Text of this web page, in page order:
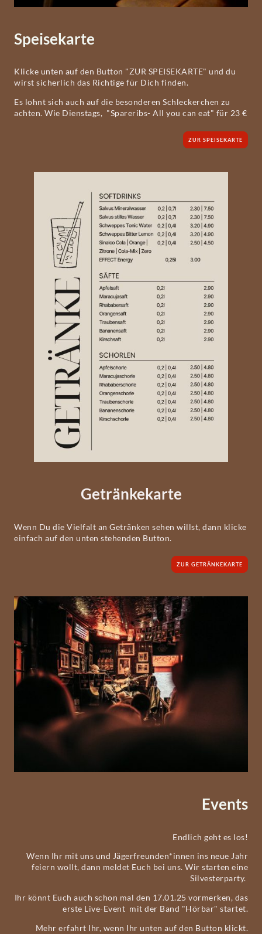
Speisekarte
Klicke unten auf den Button "ZUR SPEISEKARTE" und du
wirst sicherlich das Richtige für Dich finden.
Es lohnt sich auch auf die besonderen Schleckerchen zu
achten. Wie Dienstags, "Spareribs- All you can eat" für 23 €
ZUR SPEISEKARTE
Getränkekarte
Wenn Du die Vielfalt an Getränken sehen willst, dann klicke
einfach auf den unten stehenden Button.
ZUR GETRÄNKEKARTE
Events
Endlich geht es los!
Wenn Ihr mit uns und Jägerfreunden*innen ins neue Jahr
feiern wollt, dann meldet Euch bei uns. Wir starten eine
Silvesterparty.
Ihr könnt Euch auch schon mal den 17.01.25 vormerken, das
erste Live-Event mit der Band "Hörbar" startet.
Mehr erfahrt Ihr, wenn Ihr unten auf den Button klickt.